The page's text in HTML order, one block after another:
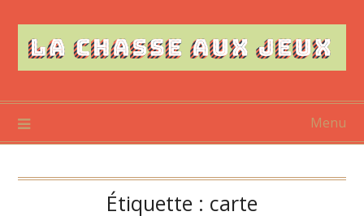
content
Menu
Étiquette : carte